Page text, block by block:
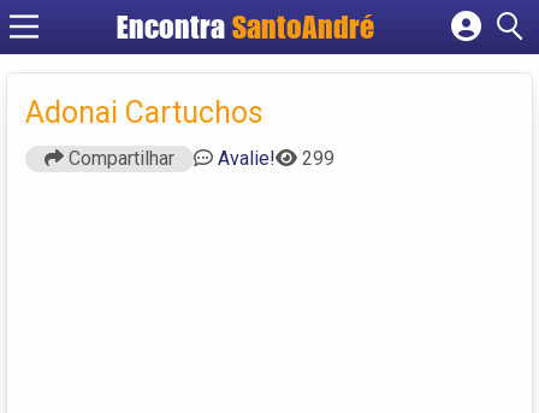
Encontra SantoAndré
Cadastrar empresa
Criar conta
Adonai Cartuchos
Compartilhar Avalie! 299